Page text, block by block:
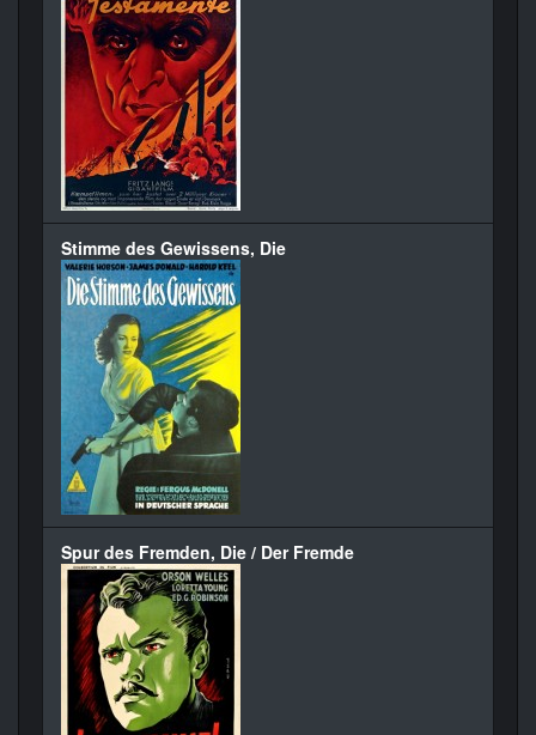
Stimme des Gewissens, Die
Spur des Fremden, Die / Der Fremde